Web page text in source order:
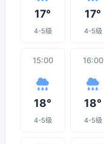
17°
4-5级
17°
4-5级
15:00
18°
4-5级
16:00
18°
4-5级